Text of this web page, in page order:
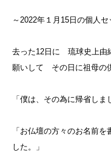
～2022年１月15日の個人
去った12日に 琉球史上由
願いして その日に祖母の
「僕は、その為に帰省しま
「お仏壇の方々のお名前
した。」